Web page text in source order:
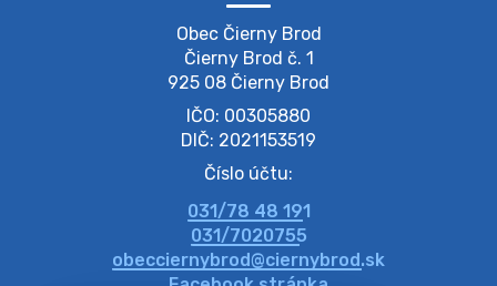
Zber separovaného odpadu plastu-
Szeparált műanya…
Oznamujeme obyvateľom, že v stredu 05. augusta
prebehne zber separovaného odpadu plastu. Prosíme
obyvateľov, aby vrecia s odpadom vyložili pred dom už
večer vopred, nakoľko firma F…
4. augusta 2026 09:51
Oznámenie o plánovanom prerušení dodávky
elektri…
Oznamujeme Vám, že v určitých dňoch bude v
Obec Čierny Brod
Čierny Brod č. 1
925 08 Čierny Brod
IČO: 00305880
DIČ: 2021153519
Číslo účtu:
031/78 48 191
031/7020755
obecciernybrod@ciernybrod.sk